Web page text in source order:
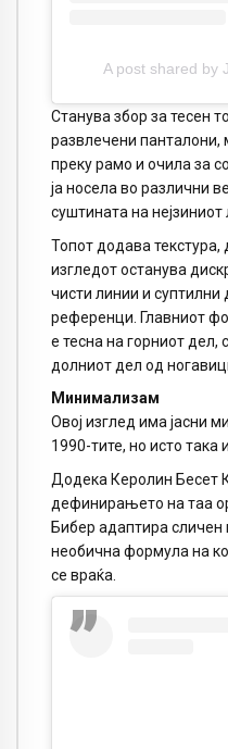
A post shared by
Станува збор за тесен
развлечени панталони,
преку рамо и очила за
ја носела во различни
суштината на нејзиниот
Топот додава текстура,
изгледот останува
чисти линии и суптилни
референци. Главниот
е тесна на горниот
долниот дел од
Минимализам
Овој изглед има јасни
1990-тите, но исто
Додека Керолин Бесет
дефинирањето на таа
Бибер адаптира
необична формула на
се враќа.